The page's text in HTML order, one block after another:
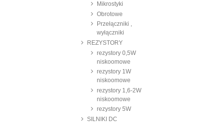
Mikrostyki
Obrotowe
Przełączniki ,
wyłączniki
REZYSTORY
rezystory 0,5W
niskoomowe
rezystory 1W
niskoomowe
rezystory 1,6-2W
niskoomowe
rezystory 5W
SILNIKI DC